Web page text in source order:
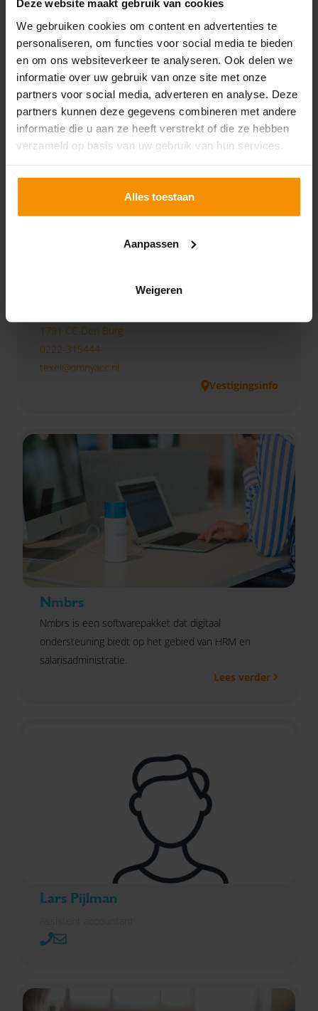
Deze website maakt gebruik van cookies
We gebruiken cookies om content en advertenties te
personaliseren, om functies voor social media te bieden
en om ons websiteverkeer te analyseren. Ook delen we
informatie over uw gebruik van onze site met onze
partners voor social media, adverteren en analyse. Deze
partners kunnen deze gegevens combineren met andere
informatie die u aan ze heeft verstrekt of die ze hebben
verzameld op basis van uw gebruik van hun services.
Alles toestaan
Aanpassen
Weigeren
Vergelijkingskaart
pensioenvraag
Downloaden
1791 CC Den Burg
0222-315444
texel@omnyacc.nl
Vestigingsinfo
Nmbrs
Nmbrs is een softwarepakket dat digitaal
ondersteuning biedt op het gebied van HRM en
salarisadministratie.
Lees verder
Lars Pijlman